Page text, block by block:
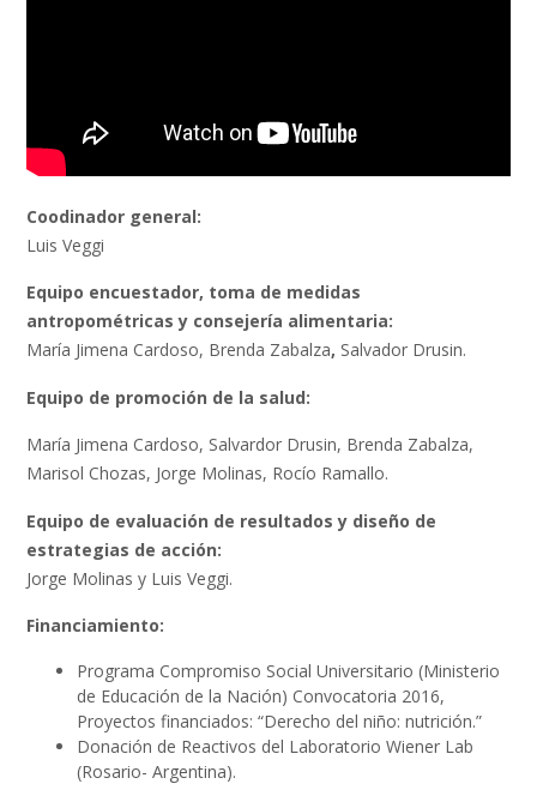
Coodinador general:
Luis Veggi
Equipo encuestador, toma de medidas
antropométricas y consejería alimentaria:
María Jimena Cardoso, Brenda Zabalza, Salvador Drusin.
Equipo de promoción de la salud:
María Jimena Cardoso, Salvardor Drusin, Brenda Zabalza,
Marisol Chozas, Jorge Molinas, Rocío Ramallo.
Equipo de evaluación de resultados y diseño de
estrategias de acción:
Jorge Molinas y Luis Veggi.
Financiamiento:
Programa Compromiso Social Universitario (Ministerio
de Educación de la Nación) Convocatoria 2016,
Proyectos financiados: “Derecho del niño: nutrición.”
Donación de Reactivos del Laboratorio Wiener Lab
(Rosario- Argentina).